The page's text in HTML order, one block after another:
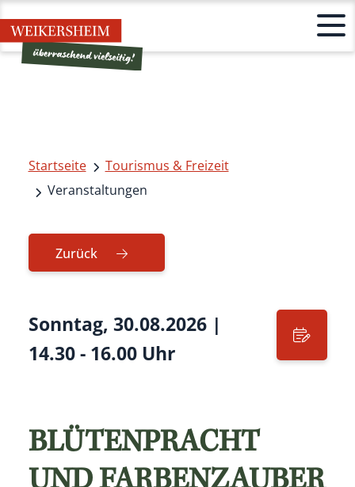
Startseite
Tourismus & Freizeit
Veranstaltungen
Zurück
Termin
Sonntag, 30.08.2026 |
14.30 - 16.00 Uhr
BLÜTENPRACHT